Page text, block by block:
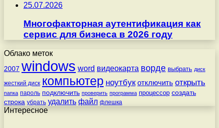
25.07.2026
Многофакторная аутентификация как
сервис для бизнеса в 2026 году
Облако меток
2007 windows word видеокарта ворде выбрать диск
жесткий диск компьютер ноутбук отключить открыть
папка пароль подключить проверить программа процессор создать
строка убрать удалить файл флешка
Интересное